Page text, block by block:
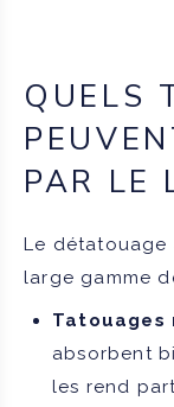
QUELS
PAR LE
Le détatouage
large gamme
Tatouages
absorbent
les rend